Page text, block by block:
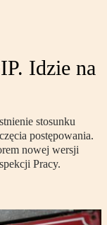
Idzie na
stosunku
postępowania.
nowej wersji
Pracy.